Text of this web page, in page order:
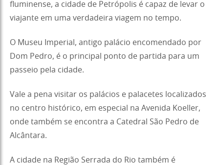
fluminense, a cidade de Petrópolis é capaz de levar o
viajante em uma verdadeira viagem no tempo.
O Museu Imperial, antigo palácio encomendado por
Dom Pedro, é o principal ponto de partida para um
passeio pela cidade.
Vale a pena visitar os palácios e palacetes localizados
no centro histórico, em especial na Avenida Koeller,
onde também se encontra a Catedral São Pedro de
Alcântara.
A cidade na Região Serrada do Rio também é